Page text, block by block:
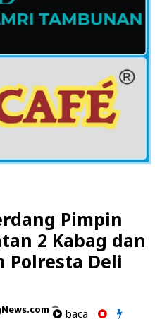
Pimpin
2 Kabag dan
Polresta Deli
baca